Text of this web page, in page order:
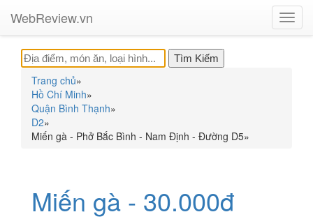
WebReview.vn
Trang chủ»
Hồ Chí Minh»
Quận Bình Thạnh»
D2»
Miến gà - Phở Bắc Bình - Nam Định - Đường D5»
Miến gà - 30.000đ